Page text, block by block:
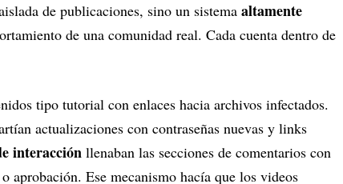
de publicaciones, sino un sistema altamente
de una comunidad real. Cada cuenta dentro de
tipo tutorial con enlaces hacia archivos infectados.
actualizaciones con contraseñas nuevas y links
interacción llenaban las secciones de comentarios con
aprobación. Ese mecanismo hacía que los videos